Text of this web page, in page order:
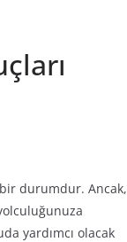
bir durumdur. Ancak,
yardımcı olacak